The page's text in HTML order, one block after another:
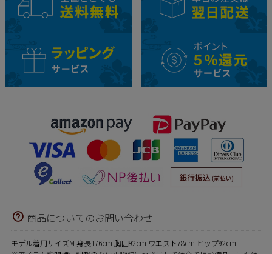
商品についてのお問い合わせ
モデル着用サイズM 身長176cm 胸囲92cm ウエスト78cm ヒップ92cm